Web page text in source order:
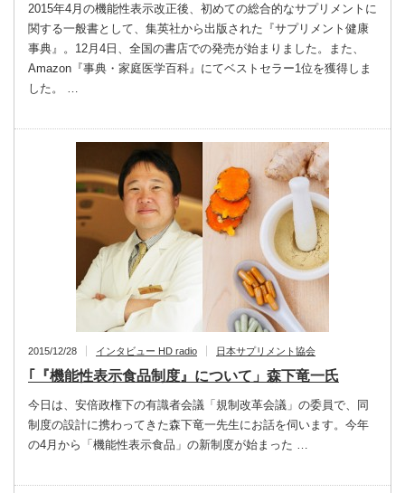
2015年4月の機能性表示改正後、初めての総合的なサプリメントに
関する一般書として、集英社から出版された『サプリメント健康
事典』。12月4日、全国の書店での発売が始まりました。また、
Amazon『事典・家庭医学百科』にてベストセラー1位を獲得しま
した。 …
2015/12/28 インタビュー HD radio 日本サプリメント協会
｢『機能性表示食品制度』について」森下竜一氏
今日は、安倍政権下の有識者会議「規制改革会議」の委員で、同
制度の設計に携わってきた森下竜一先生にお話を伺います。今年
の4月から「機能性表示食品」の新制度が始まった …